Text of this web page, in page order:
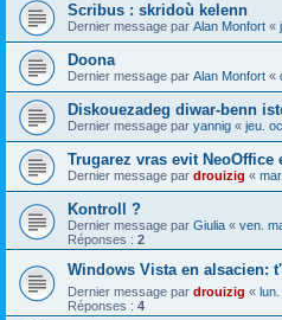
Scribus : skridoù kelenn
Dernier message par Alan Monfort «
Doona
Dernier message par Alan Monfort «
Diskouezadeg diwar-benn
Dernier message par yannig « jeu.
Trugarez vras evit NeoOffice
Dernier message par drouizig «
Kontroll ?
Dernier message par Giulia « ven.
Réponses : 2
Windows Vista en alsacien:
Dernier message par drouizig «
Réponses : 4